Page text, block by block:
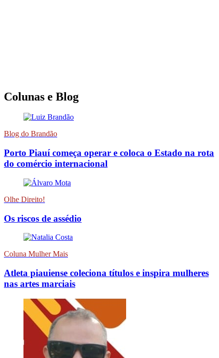
Colunas e Blog
Blog do Brandão
Porto Piauí começa operar e coloca o Estado na rota
do comércio internacional
Olhe Direito!
Os riscos de assédio
Coluna Mulher Mais
Atleta piauiense coleciona títulos e inspira mulheres
nas artes marciais